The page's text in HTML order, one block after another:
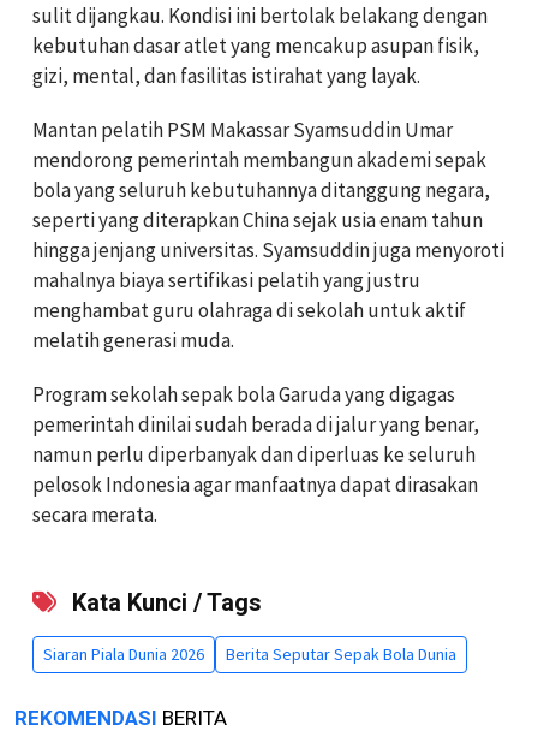
sulit dijangkau. Kondisi ini bertolak belakang dengan
kebutuhan dasar atlet yang mencakup asupan fisik,
gizi, mental, dan fasilitas istirahat yang layak.
Mantan pelatih PSM Makassar Syamsuddin Umar
mendorong pemerintah membangun akademi sepak
bola yang seluruh kebutuhannya ditanggung negara,
seperti yang diterapkan China sejak usia enam tahun
hingga jenjang universitas. Syamsuddin juga menyoroti
mahalnya biaya sertifikasi pelatih yang justru
menghambat guru olahraga di sekolah untuk aktif
melatih generasi muda.
Program sekolah sepak bola Garuda yang digagas
pemerintah dinilai sudah berada di jalur yang benar,
namun perlu diperbanyak dan diperluas ke seluruh
pelosok Indonesia agar manfaatnya dapat dirasakan
secara merata.
Kata Kunci / Tags
Siaran Piala Dunia 2026 Berita Seputar Sepak Bola Dunia
REKOMENDASI BERITA